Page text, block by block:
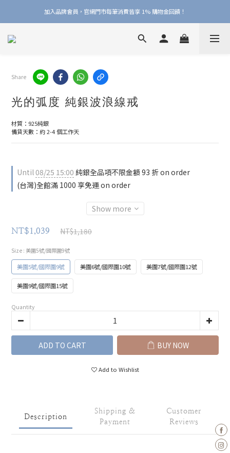
加入品牌會員，官網門市每筆消費皆享 1% 購物金回饋！
加入品牌會員，官網門市每筆消費皆享 1% 購物金回饋！
線上線下皆可累積 & 折抵購物金，再送 $50 入會禮
Share
光的弧度 純銀波浪線戒
材質：925純銀
備貨天數：約 2-4 個工作天
Until08/25 15:00 純銀全品項不限金額 93 折 on order
(台灣)全館滿 1000 享免運 on order
Show more
NT$1,039 NT$1,180
Size : 美圍5號/國際圍9號
美圍5號/國際圍9號 美圍6號/國際圍10號 美圍7號/國際圍12號
美圍9號/國際圍15號
Quantity
ADD TO CART BUY NOW
Add to Wishlist
Description
Shipping &
Payment
Customer
Reviews